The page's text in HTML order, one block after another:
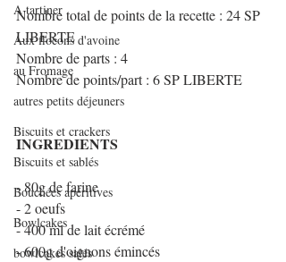
A tartiner
Aux flocons d'avoine
au Fromage
autres petits déjeuners
Biscuits et crackers
Biscuits et sablés
Bouchées apéritives
Bowlcakes
bowlcakes salés
Nombre total de points de la recette : 24 SP
LIBERTE
Nombre de parts : 4
Nombre de points/part : 6 SP LIBERTE
INGREDIENTS
- 80g de farine
- 2 oeufs
- 400 ml de lait écrémé
- 600g d'oignons émincés